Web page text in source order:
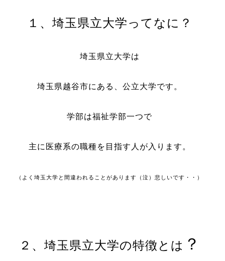
１、埼玉県立大学ってなに？
埼玉県立大学は
埼玉県越谷市にある、公立大学です。
学部は福祉学部一つで
主に医療系の職種を目指す人が入ります。
（よく埼玉大学と間違われることがあります（泣）悲しいです・・）
２、埼玉県立大学の特徴とは ？